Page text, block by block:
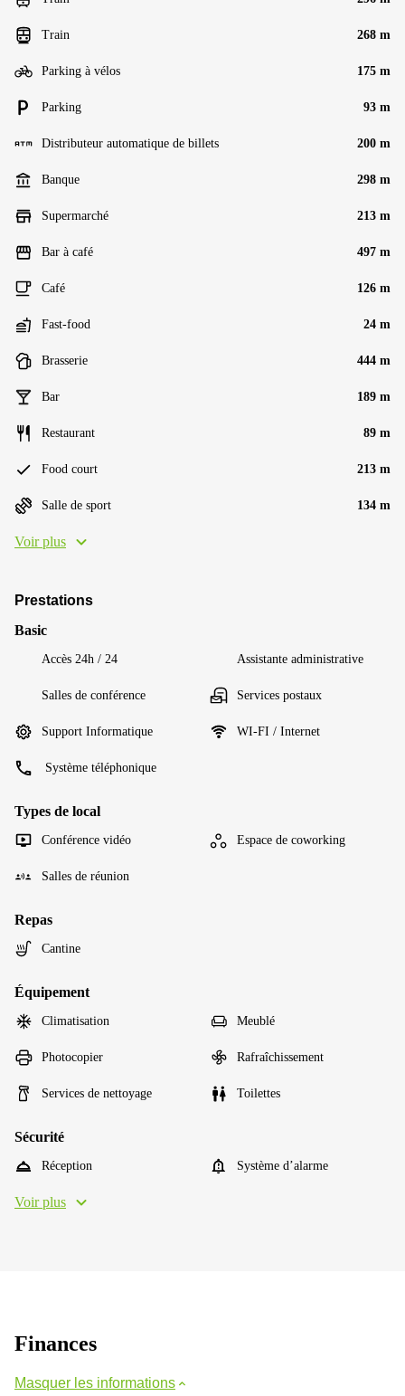
Train 268 m
Parking à vélos 175 m
Parking 93 m
Distributeur automatique de billets 200 m
Banque 298 m
Supermarché 213 m
Bar à café 497 m
Café 126 m
Fast-food 24 m
Brasserie 444 m
Bar 189 m
Restaurant 89 m
Food court 213 m
Salle de sport 134 m
Voir plus
Prestations
Basic
Accès 24h / 24 Assistante administrative
Salles de conférence Services postaux
Support Informatique WI-FI / Internet
Système téléphonique
Types de local
Conférence vidéo Espace de coworking
Salles de réunion
Repas
Cantine
Équipement
Climatisation Meublé
Photocopier Rafraîchissement
Services de nettoyage Toilettes
Sécurité
Réception Système d’alarme
Voir plus
Finances
Masquer les informations